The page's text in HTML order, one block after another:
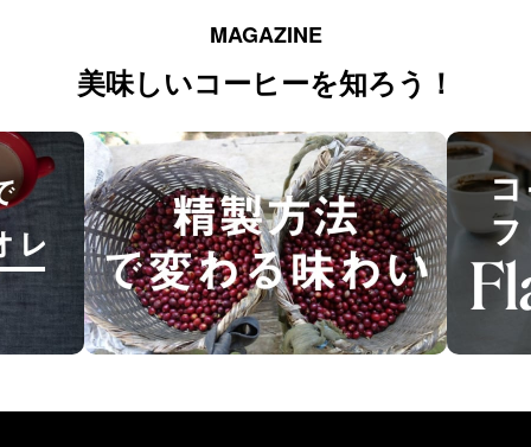
MAGAZINE
美味しいコーヒーを知ろう！